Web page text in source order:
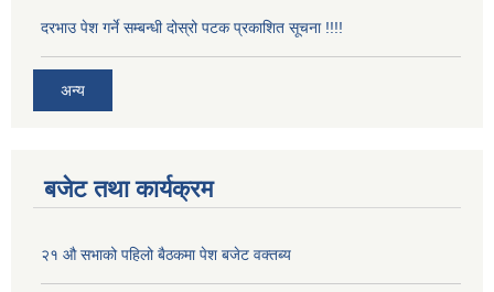
दरभाउ पेश गर्ने सम्बन्धी दोस्रो पटक प्रकाशित सूचना !!!!
अन्य
बजेट तथा कार्यक्रम
२१ औ सभाको पहिलो बैठकमा पेश बजेट वक्तब्य